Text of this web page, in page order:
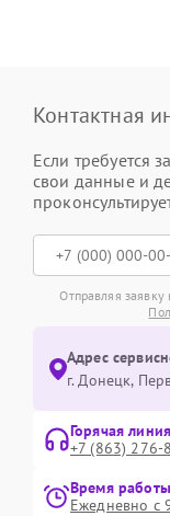
Контактная
Если требуется
свои данные и
Отправляя
Адрес
г. Донецк,
Горячая линия
+7 (863) 276-
Время работы
Ежедневно с